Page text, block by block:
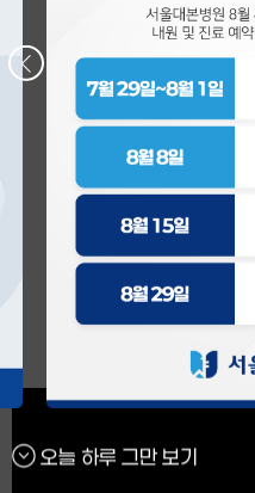
오늘 하루 그만 보기
김강백 대표원장
인공관절수술센터 ｜ 정형외
다양한
영상으로
유튜